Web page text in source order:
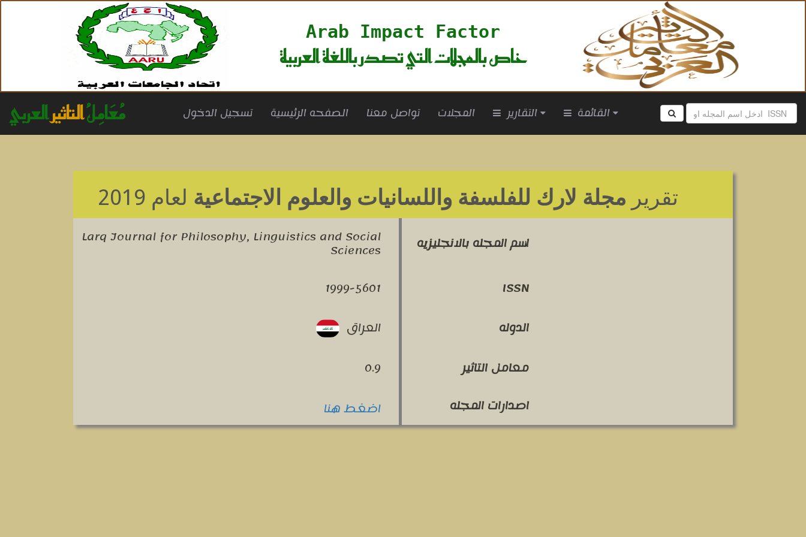
Arab Impact Factor
خاص بالمجلات التي تصدر باللغة العربية
مُعَامِلُالتاثيرالعربي تسجيل الدخول الصفحه الرئيسية تواصل معنا المجلات التقارير القائمة
تقرير مجلة لارك للفلسفة واللسانيات والعلوم الاجتماعية لعام 2019
اسم المجله بالانجليزيه Larq Journal for Philosophy, Linguistics and Social
Sciences
ISSN
1999-5601
الدوله
العراق
معامل التاثير
0.9
اصدارات المجله
اضغط هنا